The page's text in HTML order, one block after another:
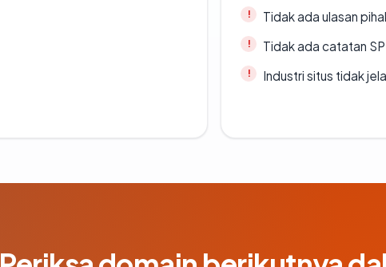
Tidak ada ulasan
Tidak ada catatan
Industri situs tidak